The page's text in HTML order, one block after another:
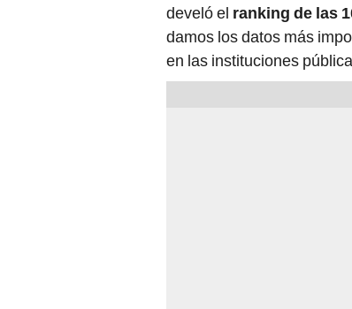
develó el ranking de las
damos los datos más
en las instituciones